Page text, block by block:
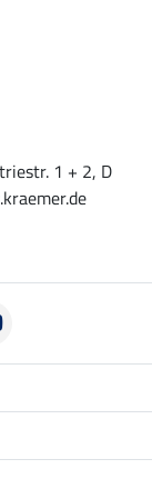
1 + 2, D